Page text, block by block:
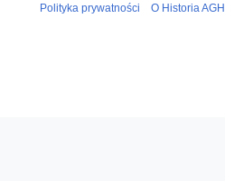
Polityka prywatności O Historia AGH